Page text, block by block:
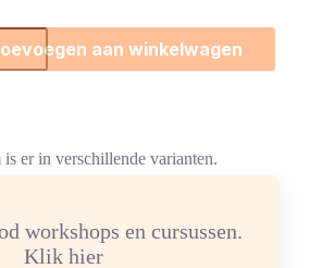
workshops en cursussen.
Klik hier
aan winkelwagen
er in verschillende varianten.
x 4,7 x 3,0 cm. Prijs: € 28,50
x 4,9 x 2,7 cm. Prijs: Verkocht